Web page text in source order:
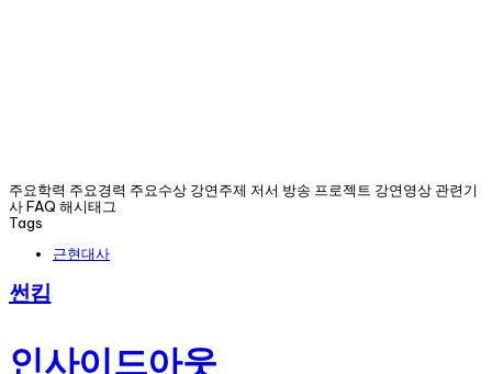
주요학력 주요경력 주요수상 강연주제 저서 방송 프로젝트 강연영상 관련기
사 FAQ 해시태그
Tags
근현대사
썬킴
인사이드아웃